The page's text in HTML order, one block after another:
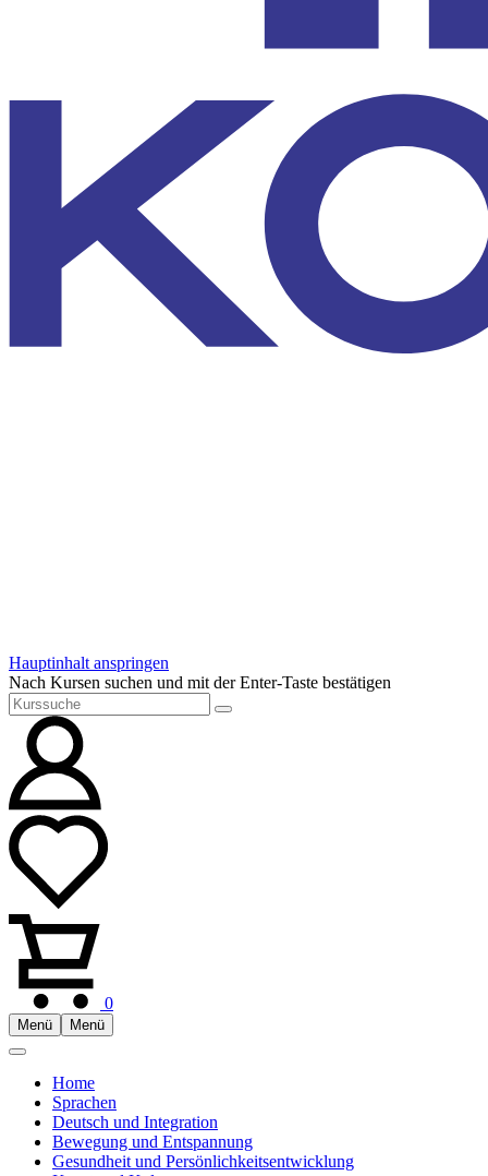
Hauptinhalt anspringen
Nach Kursen suchen und mit der Enter-Taste bestätigen
0
Menü Menü
Home
Sprachen
Deutsch und Integration
Bewegung und Entspannung
Gesundheit und Persönlichkeitsentwicklung